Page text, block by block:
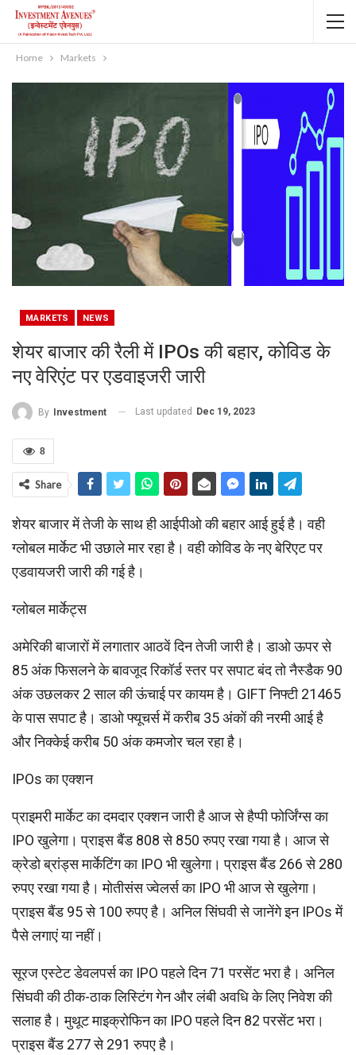
Home Markets
MARKETS NEWS
शेयर बाजार की रैली में IPOs की बहार, कोविड के
नए वेरिएंट पर एडवाइजरी जारी
By Investment Last updated Dec 19, 2023
8
Share
शेयर बाजार में तेजी के साथ ही आईपीओ की बहार आई हुई है। वही
ग्‍लोबल मार्केट भी उछाले मार रहा है। वही कोविड के नए बेरिएट पर
एडवायजरी जारी की गई है।
ग्लोबल मार्केट्स
अमेरिकी बाजारों में लगातार आठवें दिन तेजी जारी है। डाओ ऊपर से
85 अंक फिसलने के बावजूद रिकॉर्ड स्तर पर सपाट बंद तो नैस्डैक 90
अंक उछलकर 2 साल की ऊंचाई पर कायम है। GIFT निफ्टी 21465
के पास सपाट है। डाओ फ्यूचर्स में करीब 35 अंकों की नरमी आई है
और निक्केई करीब 50 अंक कमजोर चल रहा है।
IPOs का एक्शन
प्राइमरी मार्केट का दमदार एक्शन जारी है आज से हैप्पी फोर्जिंग्स का
IPO खुलेगा। प्राइस बैंड 808 से 850 रुपए रखा गया है। आज से
क्रेडो ब्रांड्स मार्केटिंग का IPO भी खुलेगा। प्राइस बैंड 266 से 280
रुपए रखा गया है। मोतीसंस ज्वेलर्स का IPO भी आज से खुलेगा।
प्राइस बैंड 95 से 100 रुपए है। अनिल सिंघवी से जानेंगे इन IPOs में
पैसे लगाएं या नहीं।
सूरज एस्टेट डेवलपर्स का IPO पहले दिन 71 परसेंट भरा है। अनिल
सिंघवी की ठीक-ठाक लिस्टिंग गेन और लंबी अवधि के लिए निवेश की
सलाह है। मुथूट माइक्रोफिन का IPO पहले दिन 82 परसेंट भरा।
प्राइस बैंड 277 से 291 रुपए है।